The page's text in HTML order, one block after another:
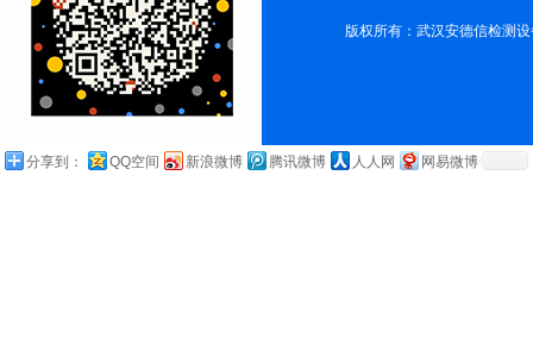
版权所有：武汉安德信检测
分享到： QQ空间 新浪微博 腾讯微博 人人网 网易微博